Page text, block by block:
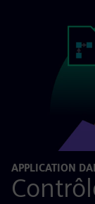
APPLICATION